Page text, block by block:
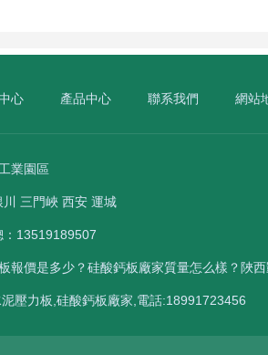
心 產品中心 聯系我們 網站
業園區
三門峽 西安 運城
13519189507
報價是多少？硅酸鈣板廠家質量怎么樣？陜
壓力板,硅酸鈣板廠家,電話:18991723456